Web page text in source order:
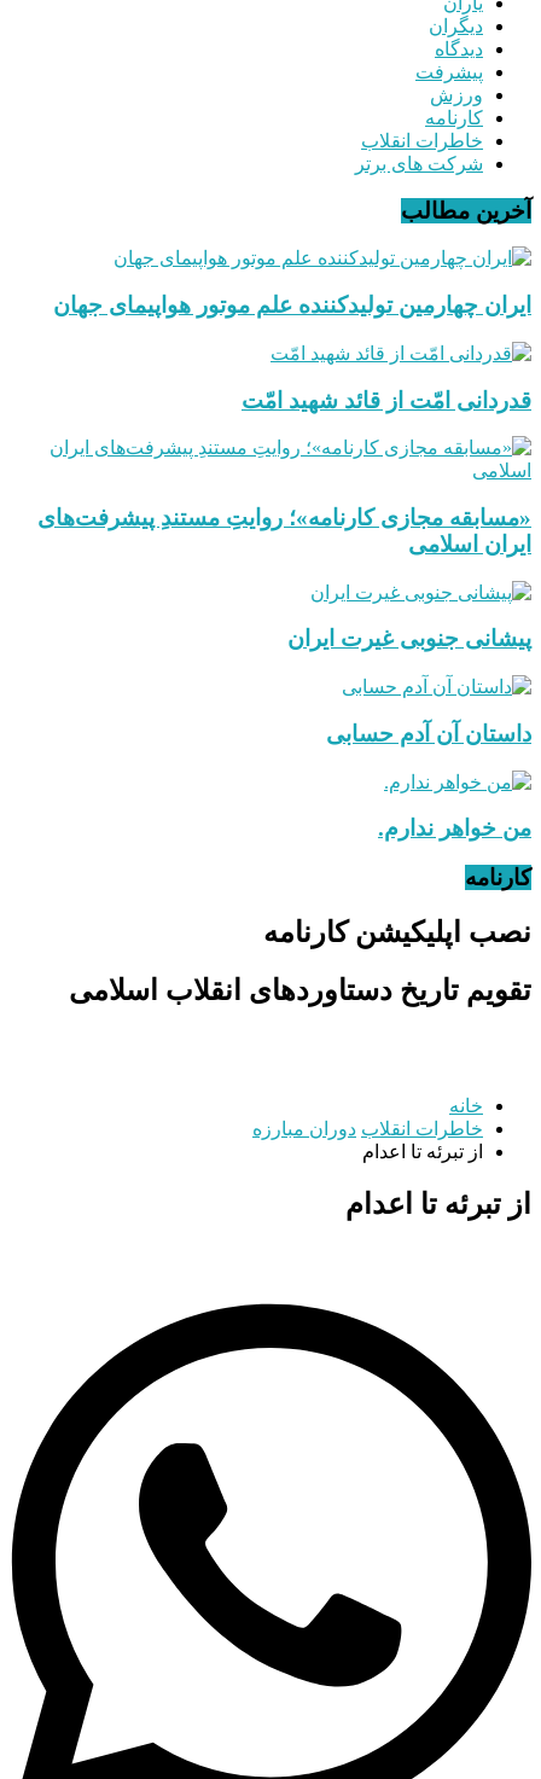
دیگران
دیدگاه
پیشرفت
ورزش
کارنامه
خاطرات انقلاب
شرکت های برتر
آخرین مطالب
ایران چهارمین تولیدکننده علم موتور هواپیمای جهان
قدردانی امّت از قائد شهید امّت
«مسابقه مجازی کارنامه»؛ روایتِ مستندِ پیشرفت‌های
ایران اسلامی
پیشانی جنوبی غیرت ایران
داستان آن آدم حسابی
من خواهر ندارم.
کارنامه
نصب اپلیکیشن کارنامه
تقویم تاریخ دستاوردهای انقلاب اسلامی
خانه
خاطرات انقلاب دوران مبارزه
از تبرئه تا اعدام
از تبرئه تا اعدام